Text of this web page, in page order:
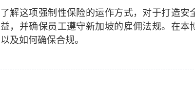
了解这项强制性保险的运作方式，对于打造
益，并确保员工遵守新加坡的雇佣法规。在本
以及如何确保合规。